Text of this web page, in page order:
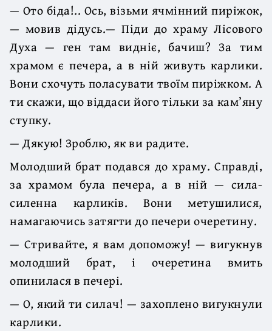
— Ото біда!.. Ось, візьми ячмінний пиріжок,
— мовив дідусь.— Піди до храму Лісового
Духа — ген там видніє, бачиш? За тим
храмом є печера, а в ній живуть карлики.
Вони схочуть поласувати твоїм пиріжком. А
ти скажи, що віддаси його тільки за кам’яну
ступку.
— Дякую! Зроблю, як ви радите.
Молодший брат подався до храму. Справді,
за храмом була печера, а в ній — сила-
силенна карликів. Вони метушилися,
намагаючись затягти до печери очеретину.
— Стривайте, я вам допоможу! — вигукнув
молодший брат, і очеретина вмить
опинилася в печері.
— О, який ти силач! — захоплено вигукнули
карлики.